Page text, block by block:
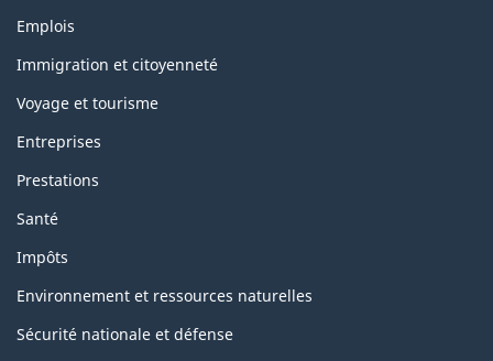
Thèmes
sujets
Emplois
Immigration et citoyenneté
Voyage et tourisme
Entreprises
Prestations
Santé
Impôts
Environnement et ressources naturelles
Sécurité nationale et défense